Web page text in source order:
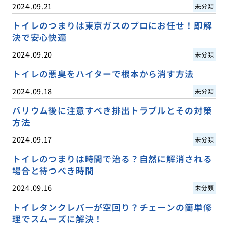
2024.09.21 未分類
トイレのつまりは東京ガスのプロにお任せ！即解
決で安心快適
2024.09.20 未分類
トイレの悪臭をハイターで根本から消す方法
2024.09.18 未分類
バリウム後に注意すべき排出トラブルとその対策
方法
2024.09.17 未分類
トイレのつまりは時間で治る？自然に解消される
場合と待つべき時間
2024.09.16 未分類
トイレタンクレバーが空回り？チェーンの簡単修
理でスムーズに解決！